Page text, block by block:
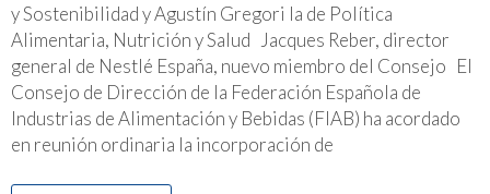
y Sostenibilidad y Agustín Gregori la de Política
Alimentaria, Nutrición y Salud Jacques Reber, director
general de Nestlé España, nuevo miembro del Consejo El
Consejo de Dirección de la Federación Española de
Industrias de Alimentación y Bebidas (FIAB) ha acordado
en reunión ordinaria la incorporación de